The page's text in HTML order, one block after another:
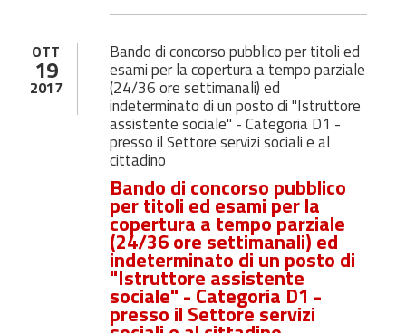
OTT
19
2017
Bando di concorso pubblico per titoli ed
esami per la copertura a tempo parziale
(24/36 ore settimanali) ed
indeterminato di un posto di "Istruttore
assistente sociale" - Categoria D1 -
presso il Settore servizi sociali e al
cittadino
Bando di concorso pubblico
per titoli ed esami per la
copertura a tempo parziale
(24/36 ore settimanali) ed
indeterminato di un posto di
"Istruttore assistente
sociale" - Categoria D1 -
presso il Settore servizi